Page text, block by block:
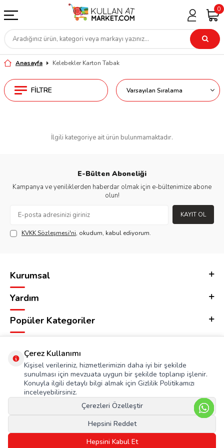
0
Anasayfa Kelebekler Karton Tabak
FILTRE
İlgili kategoriye ait ürün bulunmamaktadır.
E-Bülten Aboneliği
Kampanya ve yeniliklerden haberdar olmak için e-bültenimize abone
olun!
KAYIT OL
KVKK Sözleşmesi'ni, okudum, kabul ediyorum.
Kurumsal
Yardım
Popüler Kategoriler
Çerez Kullanımı
Kişisel verileriniz, hizmetlerimizin daha iyi bir şekilde
sunulması için mevzuata uygun bir şekilde toplanıp işlenir.
Konuyla ilgili detaylı bilgi almak için Gizlilik Politikamızı
inceleyebilirsiniz.
Çerezleri Özelleştir
Hepsini Reddet
Hepsini Kabul Et